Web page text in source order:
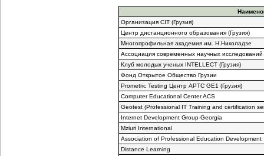
Организация CIT (Грузия)
Центр дистанционного образования (Грузия)
Многопрофильная академия им. Н.Николадзе
Ассоциация современных научных исследований
Клуб молодых ученых INTELLECT (Грузия)
Фонд Открытое Общество Грузии
Рrometric Теsting Центр АРТС GЕ1 (Грузия)
Computer Educational Center ACS
Geotest (Professional IT Training and certification
Internet Development Group-Georgia
Mziuri International
Association of Professional Education Development
Distance Learning